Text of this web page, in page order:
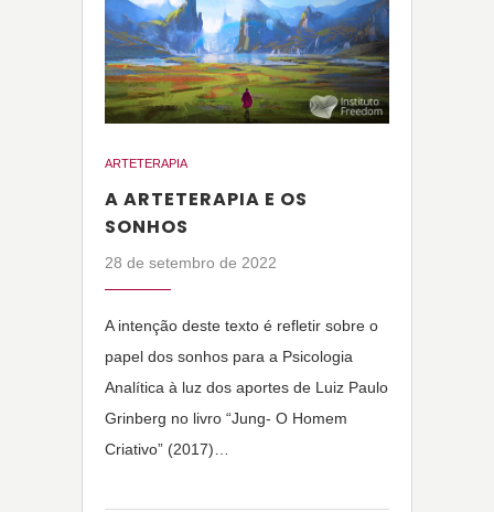
ARTETERAPIA
A ARTETERAPIA E OS
SONHOS
28 de setembro de 2022
A intenção deste texto é refletir sobre o
papel dos sonhos para a Psicologia
Analítica à luz dos aportes de Luiz Paulo
Grinberg no livro “Jung- O Homem
Criativo” (2017)…